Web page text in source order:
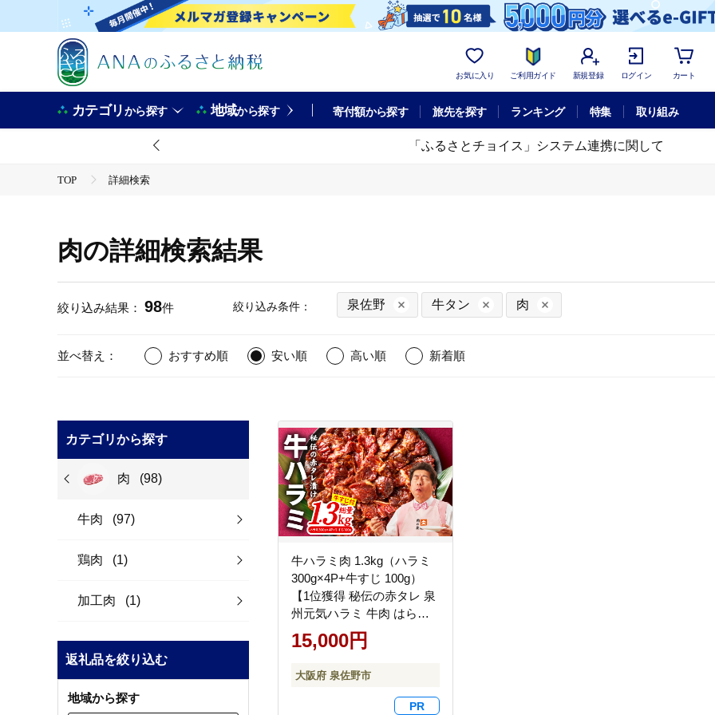
お気に入り ご利用ガイド 新規登録 ログイン カート
カテゴリから探す 地域から探す 寄付額から探す 旅先を探す ランキング 特集 取り組み
「ふるさとチョイス」システム連携に関して
TOP 詳細検索
肉の詳細検索結果
絞り込み結果： 98件 絞り込み条件： 泉佐野 牛タン 肉
並べ替え： おすすめ順 安い順 高い順 新着順
カテゴリから探す
肉 (98)
牛肉 (97)
鶏肉 (1)
加工肉 (1)
返礼品を絞り込む
地域から探す
牛ハラミ肉 1.3kg（ハラミ
300g×4P+牛すじ 100g）
【1位獲得 秘伝の赤タレ 泉
州元気ハラミ 牛肉 はらみ
小分け 焼肉 お弁当 BBQ 訳
あり ワケアリ わけあり サ
題】 G4682
15,000円
大阪府 泉佐野市